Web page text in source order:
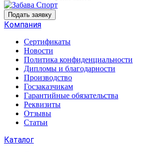
Подать заявку
Компания
Сертификаты
Новости
Политика конфиденциальности
Дипломы и благодарности
Производство
Госзаказчикам
Гарантийные обязательства
Реквизиты
Отзывы
Статьи
Каталог